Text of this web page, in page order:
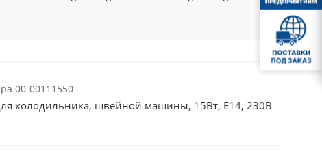
00-00111550
холодильника, швейной машины, 15Вт, E14, 230В